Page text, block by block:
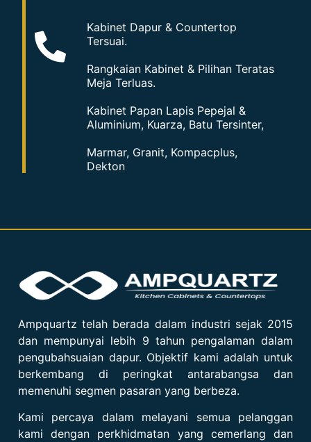
Kabinet Dapur & Countertop
Tersuai.
Rangkaian Kabinet & Pilihan Teratas
Meja Terluas.
Kabinet Papan Lapis Pepejal &
Aluminium, Kuarza, Batu Tersinter,
Marmar, Granit, Kompacplus,
Dekton
Ampquartz telah berada dalam industri sejak 2015
dan mempunyai lebih 9 tahun pengalaman dalam
pengubahsuaian dapur. Objektif kami adalah untuk
berkembang di peringkat antarabangsa dan
memenuhi segmen pasaran yang berbeza.
Kami percaya dalam melayani semua pelanggan
kami dengan perkhidmatan yang cemerlang dan